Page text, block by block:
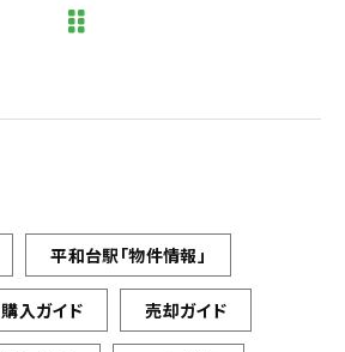
平和台駅「物件情報」
購入ガイド 売却ガイド
お問い合わせはこちら